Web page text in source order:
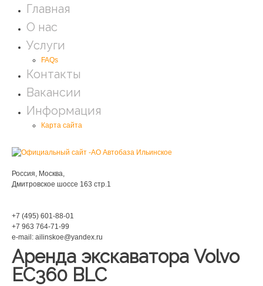
Главная
О нас
Услуги
FAQs
Контакты
Вакансии
Информация
Карта сайта
Россия, Москва,
Дмитровское шоссе 163 стр.1
+7 (495) 601-88-01
+7 963 764-71-99
e-mail: ailinskoe@yandex.ru
Аренда экскаватора Volvo
EC360 BLC